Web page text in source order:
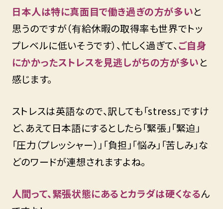
日本人は特に真面目で働き過ぎの方が多いと
思うのですが（有給休暇の取得率も世界でトッ
プレベルに低いそうです）、忙しく過ぎて、ご自身
にかかったストレスを見逃しがちの方が多いと
感じます。
ストレスは英語なので、訳しても「stress」ですけ
ど、あえて日本語にするとしたら「緊張」「緊迫」
「圧力（プレッシャー）」「負担」「悩み」「苦しみ」な
どのワードが連想されますよね。
人間って、緊張状態にあるとカラダは硬くなるん